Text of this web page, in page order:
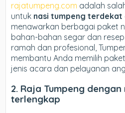
rajatumpeng.com adalah
untuk nasi tumpeng terdekat
menawarkan berbagai paket
bahan-bahan segar dan
ramah dan profesional,
membantu Anda memilih
jenis acara dan pelayanan
2. Raja Tumpeng
terlengkap